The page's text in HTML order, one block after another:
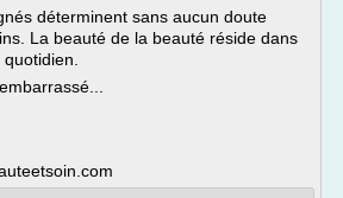
déterminent sans aucun doute
La beauté de la beauté réside dans